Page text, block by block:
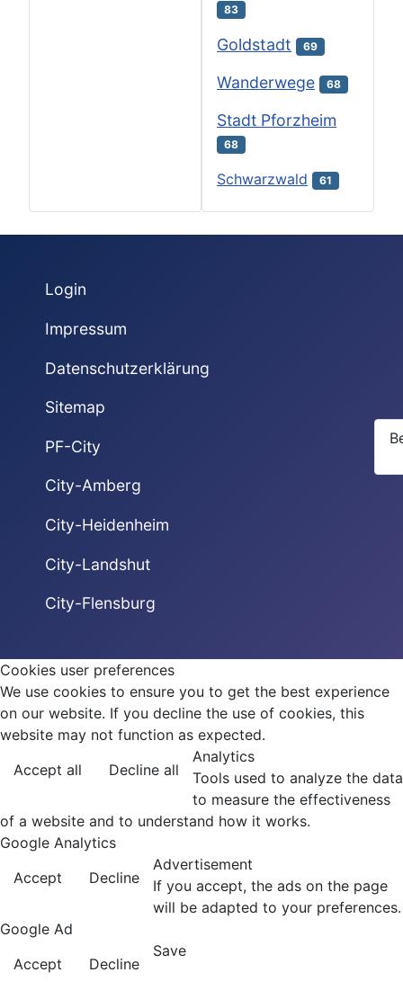
83
Goldstadt 69
Wanderwege 68
Stadt Pforzheim
68
Schwarzwald 61
Login
Impressum
Datenschutzerklärung
Sitemap
PF-City
City-Amberg
City-Heidenheim
City-Landshut
City-Flensburg
Cookies user preferences
We use cookies to ensure you to get the best experience
on our website. If you decline the use of cookies, this
website may not function as expected.
Accept all
Decline all
Analytics
Tools used to analyze the data
to measure the effectiveness
of a website and to understand how it works.
Google Analytics
Accept
Decline
Advertisement
If you accept, the ads on the page
will be adapted to your preferences.
Google Ad
Accept
Decline
Save